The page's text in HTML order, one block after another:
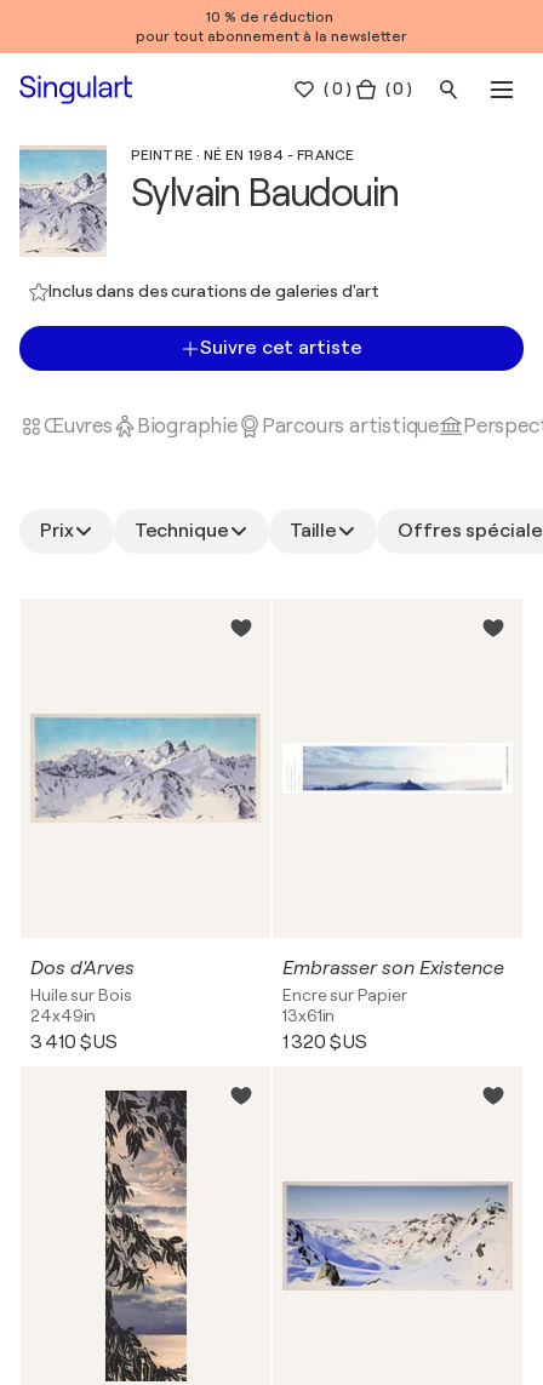
10 % de réduction
pour tout abonnement à la newsletter
(0 ) ( 0 )
PEINTRE · NÉ EN 1984 - FRANCE
Sylvain Baudouin
Inclus dans des curations de galeries d'art
Suivre cet artiste
Œuvres Biographie Parcours artistique
Prix Technique Taille Offres
Dos d'Arves
Huile sur Bois
24x49in
3 410 $US
Embrasser son Existence
Encre sur Papier
13x61in
1 320 $US